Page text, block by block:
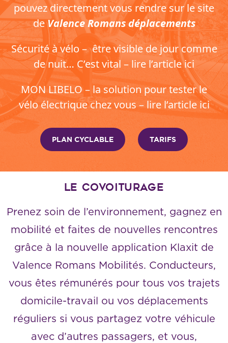
pouvez directement vous rendre sur le site
deValence Romans déplacements
Sécurité à vélo – être visible de jour comme
de nuit… C’est vital – lire l’article ici
MON LIBELO – la solution pour tester le
vélo électrique chez vous – lire l’article ici
PLAN CYCLABLE TARIFS
Le covoiturage
Prenez soin de l’environnement, gagnez en
mobilité et faites de nouvelles rencontres
grâce à la nouvelle application Klaxit de
Valence Romans Mobilités. Conducteurs,
vous êtes rémunérés pour tous vos trajets
domicile-travail ou vos déplacements
réguliers si vous partagez votre véhicule
avec d’autres passagers, et vous,